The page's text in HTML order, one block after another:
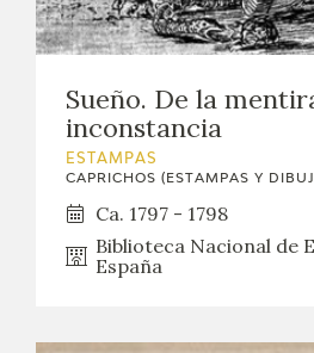
Sueño. De la
inconstancia
ESTAMPAS
CAPRICHOS (ESTAMPAS Y
Ca. 1797 - 1798
Biblioteca Nacional de
España